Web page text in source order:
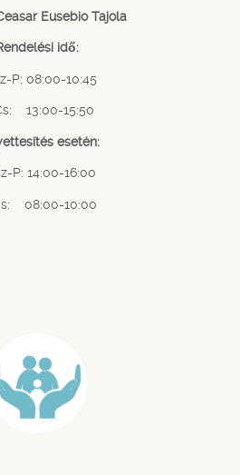
Eusebio Tajola
idő:
P: 08:00-10:45
13:00-15:50
esetén:
P: 14:00-16:00
08:00-10:00